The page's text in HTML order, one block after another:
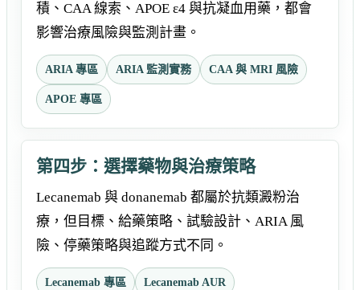
積、CAA 線索、APOE ε4 與抗凝血用藥，都會
影響治療風險與監測計畫。
ARIA 專區 ARIA 監測實務 CAA 與 MRI 風險
APOE 專區
第四步：選擇藥物與治療策略
Lecanemab 與 donanemab 都屬於抗類澱粉治
療，但目標、給藥策略、試驗設計、ARIA 風
險、停藥策略與追蹤方式不同。
Lecanemab 專區 Lecanemab AUR